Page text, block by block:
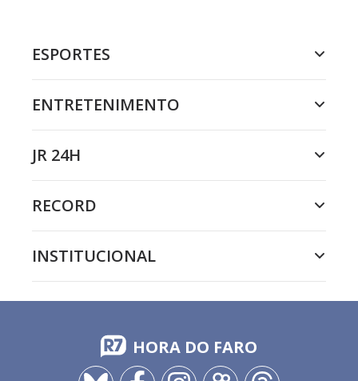
ESPORTES
ENTRETENIMENTO
JR 24H
RECORD
INSTITUCIONAL
HORA DO FARO